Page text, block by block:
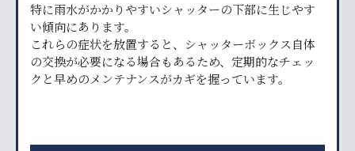
特に雨水がかかりやすいシャッターの下部に生じやす
い傾向にあります。
これらの症状を放置すると、シャッターボックス自体
の交換が必要になる場合もあるため、定期的なチェッ
クと早めのメンテナンスがカギを握っています。